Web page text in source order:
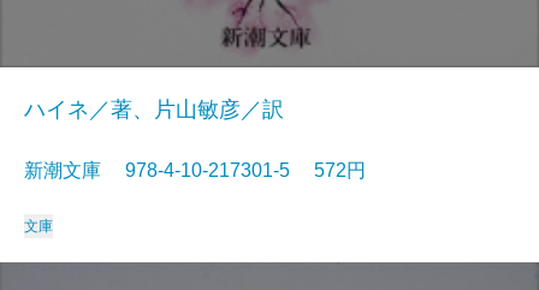
ハイネ／著、片山敏彦／訳
新潮文庫 978-4-10-217301-5 572円
文庫